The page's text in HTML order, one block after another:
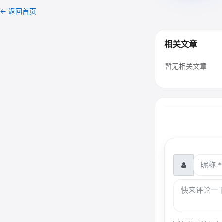
← 返回首页
相关文章
暂无相关文章